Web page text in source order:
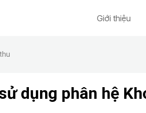
Giới thiệu
dụng phân hệ